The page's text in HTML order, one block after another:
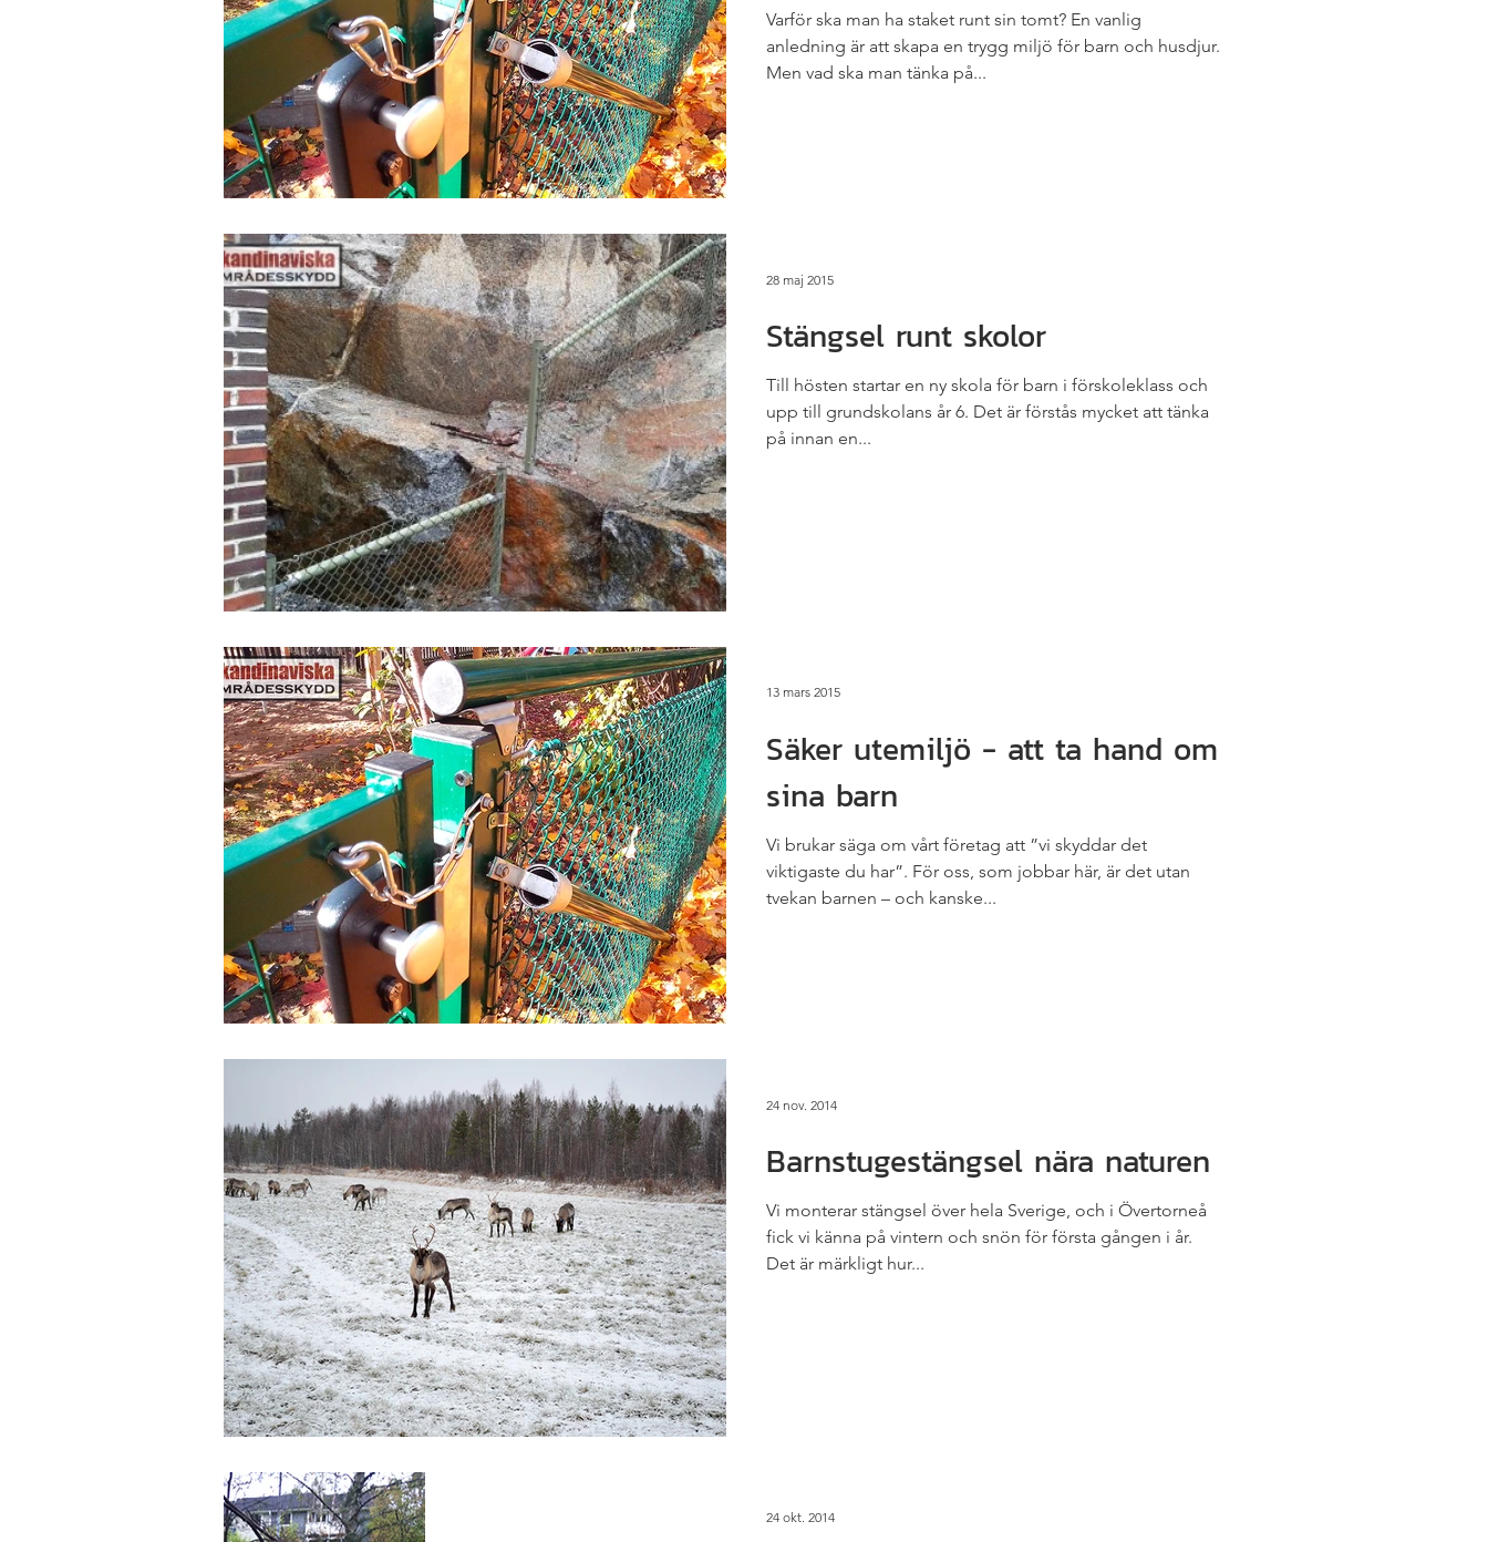
Varför ska man ha staket runt sin tomt? En vanlig
anledning är att skapa en trygg miljö för barn och husdjur.
Men vad ska man tänka på...
Stängsel runt skolor
Till hösten startar en ny skola för barn i förskoleklass och
upp till grundskolans år 6. Det är förstås mycket att tänka
på innan en...
28 maj 2015
Säker utemiljö - att ta hand om
sina barn
Vi brukar säga om vårt företag att ”vi skyddar det
viktigaste du har”. För oss, som jobbar här, är det utan
tvekan barnen – och kanske...
13 mars 2015
Barnstugestängsel nära naturen
Vi monterar stängsel över hela Sverige, och i Övertorneå
fick vi känna på vintern och snön för första gången i år.
Det är märkligt hur...
24 nov. 2014
24 okt. 2014